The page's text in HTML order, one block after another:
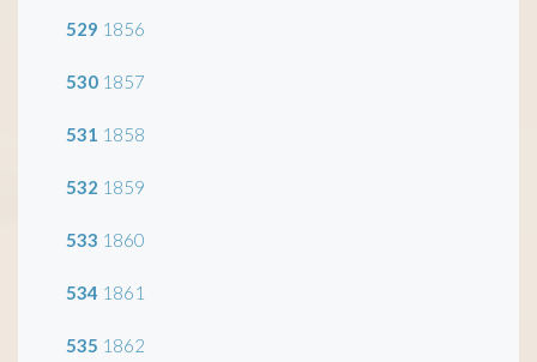
529 1856
530 1857
531 1858
532 1859
533 1860
534 1861
535 1862